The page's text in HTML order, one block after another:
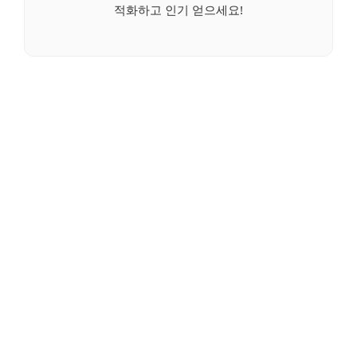
적화하고 인기 얻으세요!